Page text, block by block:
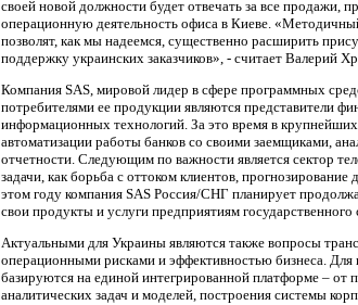
своей новой должности будет отвечать за все продажи,
операционную деятельность офиса в Киеве.
позволят, как мы надеемся, существенно расширить
поддержку украинских заказчиков», - считает Валерий
Компания SAS, мировой лидер в сфере программных
потребителями ее продукции являются представители
информационных технологий. За это время в
автоматизации работы банков со своими заемщиками,
отчетности. Следующим по важности является сектор
задачи, как борьба с оттоком клиентов,
этом году компания SAS Россия/СНГ планирует
свои продукты и услуги предприятиям
Актуальными для Украины являются также вопросы
операционными рисками и эффективностью бизнеса.
базируются на единой интегрированной платформе –
аналитических задач и моделей, построения системы